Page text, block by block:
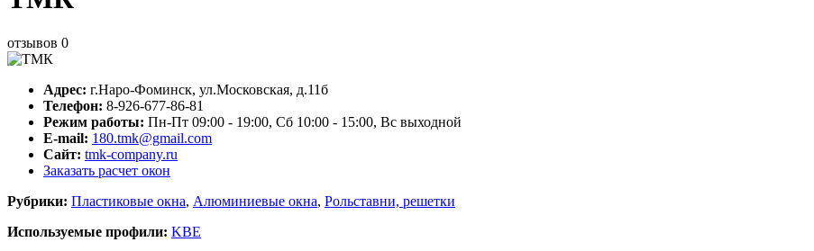
отзывов 0
Адрес: г.Наро-Фоминск, ул.Московская, д.11б
Телефон: 8-926-677-86-81
Режим работы: Пн-Пт 09:00 - 19:00, Сб 10:00 - 15:00, Вс выходной
E-mail: 180.tmk@gmail.com
Сайт: tmk-company.ru
Заказать расчет окон
Рубрики: Пластиковые окна, Алюминиевые окна, Рольставни, решетки
Используемые профили: KBE